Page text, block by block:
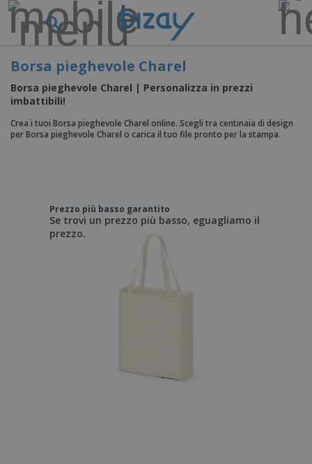
Borsa pieghevole Charel
Borsa pieghevole Charel | Personalizza in prezzi
imbattibili!
Crea i tuoi Borsa pieghevole Charel online. Scegli tra centinaia di design
per Borsa pieghevole Charel o carica il tuo file pronto per la stampa.
Prezzo più basso garantito
Se trovi un prezzo più basso, eguagliamo il
prezzo.